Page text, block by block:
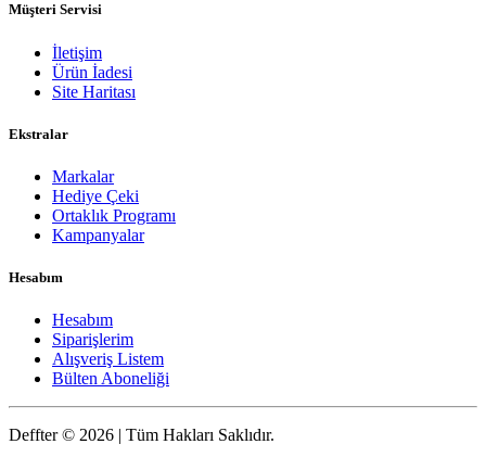
Müşteri Servisi
İletişim
Ürün İadesi
Site Haritası
Ekstralar
Markalar
Hediye Çeki
Ortaklık Programı
Kampanyalar
Hesabım
Hesabım
Siparişlerim
Alışveriş Listem
Bülten Aboneliği
Deffter © 2026 | Tüm Hakları Saklıdır.